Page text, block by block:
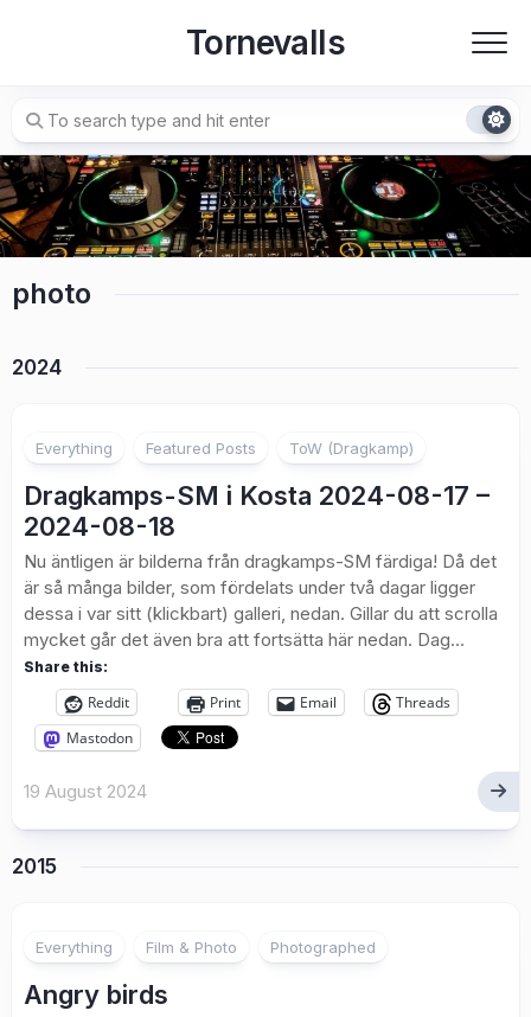
Tornevalls
photo
2024
Everything Featured Posts ToW (Dragkamp)
Dragkamps-SM i Kosta 2024-08-17 –
2024-08-18
Nu äntligen är bilderna från dragkamps-SM färdiga! Då det
är så många bilder, som fördelats under två dagar ligger
dessa i var sitt (klickbart) galleri, nedan. Gillar du att scrolla
mycket går det även bra att fortsätta här nedan. Dag...
Share this:
Reddit Print Email
Threads
Mastodon
19 August 2024
2015
Everything Film & Photo Photographed
Angry birds